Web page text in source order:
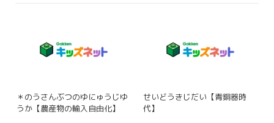
＊のうさんぶつのゆにゅうじゆ
うか【農産物の輸入自由化】
せいどうきじだい【青銅器時
代】